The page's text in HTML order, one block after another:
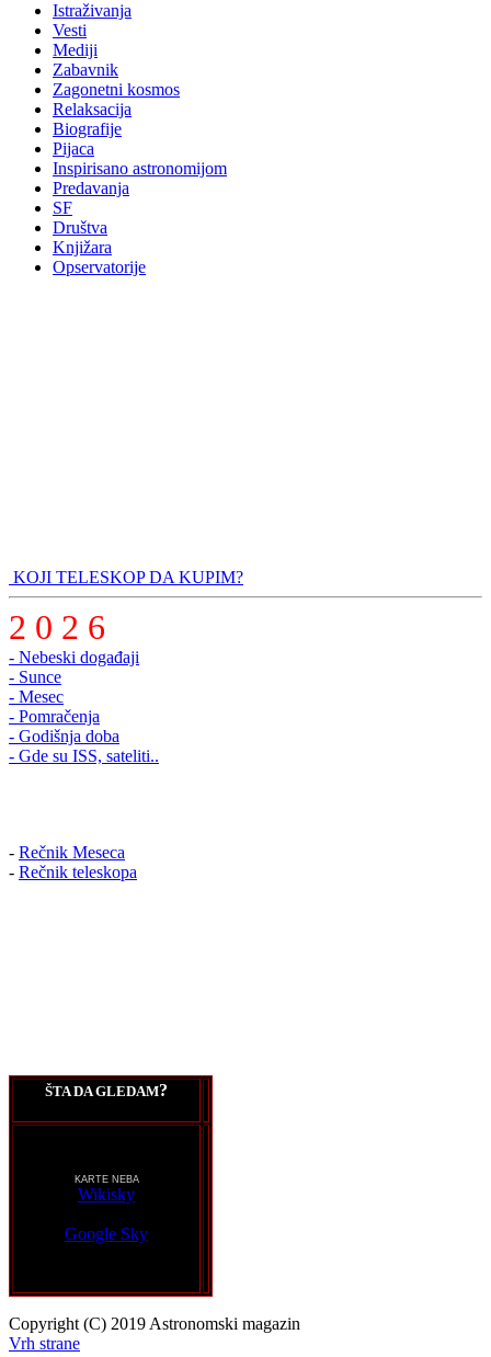
Istraživanja
Vesti
Mediji
Zabavnik
Zagonetni kosmos
Relaksacija
Biografije
Pijaca
Inspirisano astronomijom
Predavanja
SF
Društva
Knjižara
Opservatorije
KOJI TELESKOP DA KUPIM?
2 0 2 6
- Nebeski događaji
- Sunce
- Mesec
- Pomračenja
- Godišnja doba
- Gde su ISS, sateliti..
- Rečnik Meseca
- Rečnik teleskopa
ŠTA DA GLEDAM?
KARTE NEBA
Wikisky
Google Sky
Copyright (C) 2019 Astronomski magazin
Vrh strane